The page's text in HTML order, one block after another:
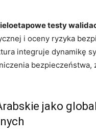
testy
i oceny ryzyka
integruje dynamikę
bezpieczeństwa,
jako